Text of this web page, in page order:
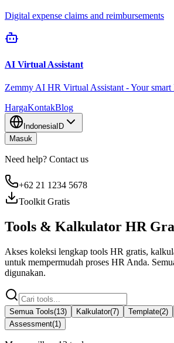
Digital expense claims and reimbursements
AI Virtual Assistant
Zemmy AI HR Virtual Assistant - Your smart
HargaKontakBlog
IndonesiaID
Masuk
Need help? Contact us
+62 21 1234 5678
Toolkit Gratis
Tools & Kalkulator HR
Akses koleksi lengkap tools HR gratis,
untuk mempermudah proses HR Anda.
digunakan.
Semua Tools(13) Kalkulator(7) Template(2)
Assessment(1 )